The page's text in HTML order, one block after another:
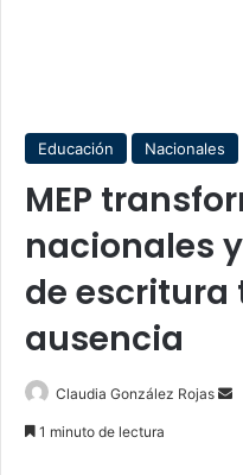
Educación Nacionales
MEP
nacionales
de escritura
ausencia
Claudia González Rojas
1 minuto de lectura